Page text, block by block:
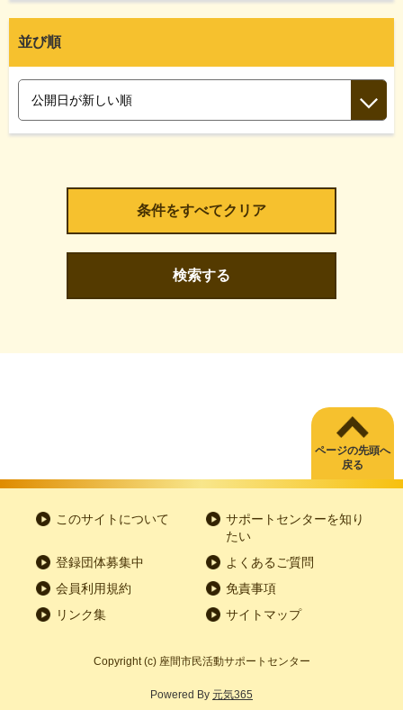
並び順
検索する
ページの先頭へ
戻る
このサイトについて
サポートセンターを知り
たい
登録団体募集中
よくあるご質問
会員利用規約
免責事項
リンク集
サイトマップ
Copyright (c) 座間市民活動サポートセンター
Powered By 元気365